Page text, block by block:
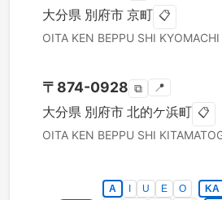
大分県 別府市 京町 📋
OITA KEN BEPPU SHI KYOMACHI
〒 874-0928 ⧉ 📍
大分県 別府市 北的ケ浜町 📋
OITA KEN BEPPU SHI
A U E O KA